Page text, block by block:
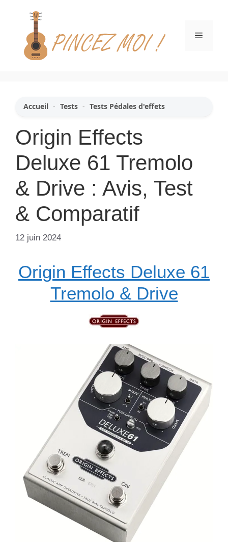
contenu
Menu
Accueil - Tests - Tests Pédales d'effets
Origin Effects
Deluxe 61 Tremolo
& Drive : Avis, Test
& Comparatif
12 juin 2024
Origin Effects Deluxe 61
Tremolo & Drive